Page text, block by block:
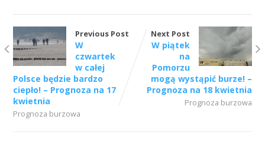
Previous Post
W
czwartek
w całej
Polsce będzie bardzo
ciepło! – Prognoza na 17
kwietnia
Prognoza burzowa
Next Post
W piątek
na
Pomorzu
mogą wystąpić burze! –
Prognoza na 18 kwietnia
Prognoza burzowa